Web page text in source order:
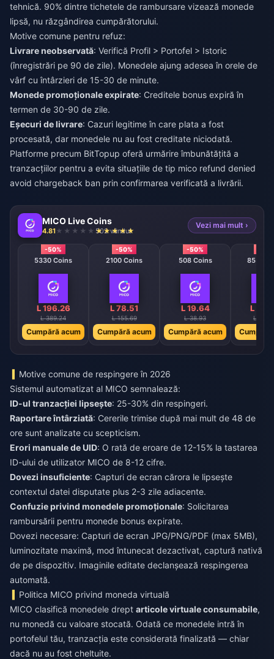
tehnică. 90% dintre tichetele de rambursare vizează monede
lipsă, nu răzgândirea cumpărătorului.
Motive comune pentru refuz:
Livrare neobservată: Verifică Profil > Portofel > Istoric
(înregistrări pe 90 de zile). Monedele ajung adesea în orele de
vârf cu întârzieri de 15-30 de minute.
Monede promoționale expirate: Creditele bonus expiră în
termen de 30-90 de zile.
Eșecuri de livrare: Cazuri legitime în care plata a fost
procesată, dar monedele nu au fost creditate niciodată.
Platforme precum BitTopup oferă urmărire îmbunătățită a
tranzacțiilor pentru a evita situațiile de tip mico refund denied
avoid chargeback ban prin confirmarea verificată a livrării.
MICO Live Coins
4.81 502 vândut
Vezi mai mult ›
-50%
5330 Coins
L 196.26
L 389.24
Cumpără acum
-50%
2100 Coins
L 78.51
L 155.69
Cumpără acum
-50%
508 Coins
L 19.64
L 38.93
Cumpără acum
8550
L
L
Cumpără
Motive comune de respingere în 2026
Sistemul automatizat al MICO semnalează:
ID-ul tranzacției lipsește: 25-30% din respingeri.
Raportare întârziată: Cererile trimise după mai mult de 48 de
ore sunt analizate cu scepticism.
Erori manuale de UID: O rată de eroare de 12-15% la tastarea
ID-ului de utilizator MICO de 8-12 cifre.
Dovezi insuficiente: Capturi de ecran cărora le lipsește
contextul datei disputate plus 2-3 zile adiacente.
Confuzie privind monedele promoționale: Solicitarea
rambursării pentru monede bonus expirate.
Dovezi necesare: Capturi de ecran JPG/PNG/PDF (max 5MB),
luminozitate maximă, mod întunecat dezactivat, captură nativă
de pe dispozitiv. Imaginile editate declanșează respingerea
automată.
Politica MICO privind moneda virtuală
MICO clasifică monedele drept articole virtuale consumabile,
nu monedă cu valoare stocată. Odată ce monedele intră în
portofelul tău, tranzacția este considerată finalizată — chiar
dacă nu au fost cheltuite.